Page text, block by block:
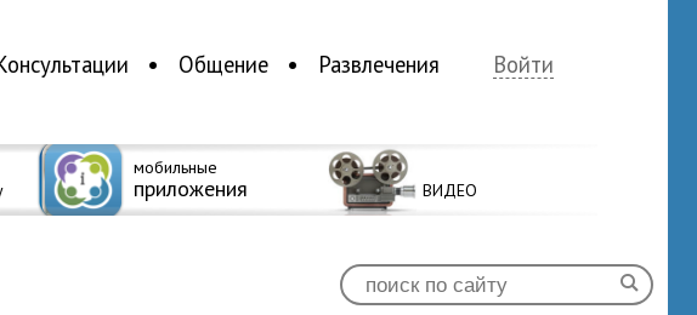
Общение Развлечения Войти
мобильные
приложения ВИДЕО